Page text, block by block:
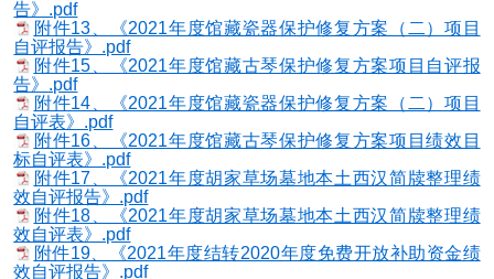
告》.pdf
附件13、《2021年度馆藏瓷器保护修复方案（二）项目
自评报告》.pdf
附件15、《2021年度馆藏古琴保护修复方案项目自评报
告》.pdf
附件14、《2021年度馆藏瓷器保护修复方案（二）项目
自评表》.pdf
附件16、《2021年度馆藏古琴保护修复方案项目绩效目
标自评表》.pdf
附件17、《2021年度胡家草场墓地本土西汉简牍整理绩
效自评报告》.pdf
附件18、《2021年度胡家草场墓地本土西汉简牍整理绩
效自评表》.pdf
附件19、《2021年度结转2020年度免费开放补助资金绩
效自评报告》.pdf